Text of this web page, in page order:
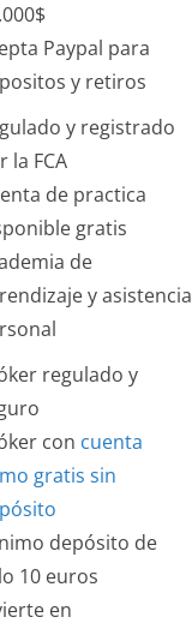
Paypal para
y retiros
y registrado
la FCA
de practica
gratis
de
y asistencia
regulado y
con cuenta
gratis sin
depósito de
10 euros
en